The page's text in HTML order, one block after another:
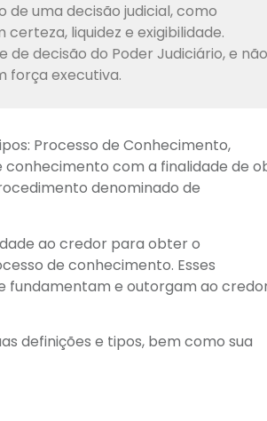
de uma decisão judicial, como
liquidez e exigibilidade.
decisão do Poder Judiciário, e não
força executiva.
Processo de Conhecimento,
conhecimento com a finalidade de
denominado de
ao credor para obter o
de conhecimento. Esses
fundamentam e outorgam ao
definições e tipos, bem como sua